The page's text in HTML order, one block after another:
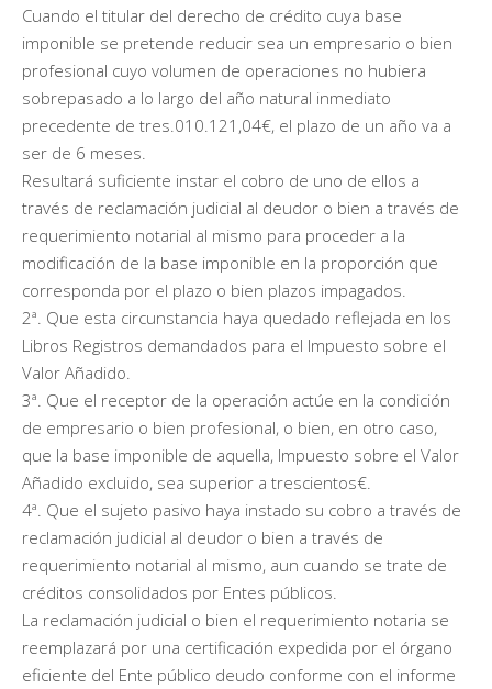
Cuando el titular del derecho de crédito cuya base
imponible se pretende reducir sea un empresario o bien
profesional cuyo volumen de operaciones no hubiera
sobrepasado a lo largo del año natural inmediato
precedente de tres.010.121,04€, el plazo de un año va a
ser de 6 meses.
Resultará suficiente instar el cobro de uno de ellos a
través de reclamación judicial al deudor o bien a través de
requerimiento notarial al mismo para proceder a la
modificación de la base imponible en la proporción que
corresponda por el plazo o bien plazos impagados.
2ª. Que esta circunstancia haya quedado reflejada en los
Libros Registros demandados para el Impuesto sobre el
Valor Añadido.
3ª. Que el receptor de la operación actúe en la condición
de empresario o bien profesional, o bien, en otro caso,
que la base imponible de aquella, Impuesto sobre el Valor
Añadido excluido, sea superior a trescientos€.
4ª. Que el sujeto pasivo haya instado su cobro a través de
reclamación judicial al deudor o bien a través de
requerimiento notarial al mismo, aun cuando se trate de
créditos consolidados por Entes públicos.
La reclamación judicial o bien el requerimiento notaria se
reemplazará por una certificación expedida por el órgano
eficiente del Ente público deudo conforme con el informe